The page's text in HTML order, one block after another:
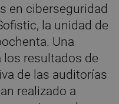
en ciberseguridad
la unidad de
Una
los resultados de
de las auditorías
realizado a